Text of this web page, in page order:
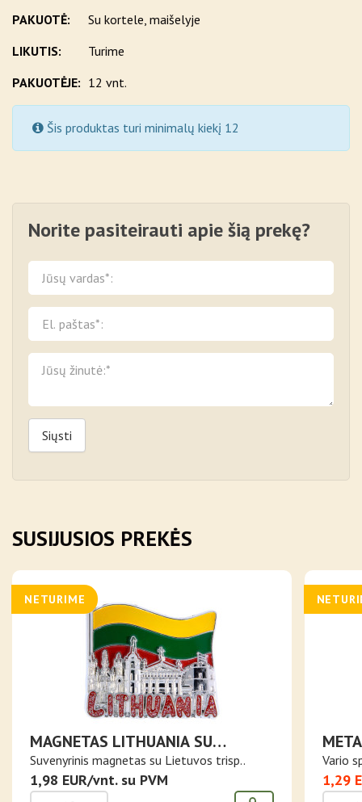
PAKUOTĖ:
Su kortele, maišelyje
LIKUTIS:
Turime
PAKUOTĖJE: 12 vnt.
Šis produktas turi minimalų kiekį 12
Norite pasiteirauti apie šią prekę?
Siųsti
SUSIJUSIOS PREKĖS
NETURIME
MAGNETAS LITHUANIA SU
VĖLIAVA IR VILNIAUS SIMBOLIAIS
Suvenyrinis magnetas su Lietuvos trisp..
1,98 EUR/vnt. su PVM
Vario
1,29